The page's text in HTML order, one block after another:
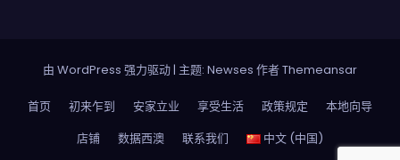
由 WordPress 强力驱动 | 主题: Newses 作者Themeansar
首页 初来乍到 安家立业 享受生活 政策规定
本地向导
店铺
数据西澳 联系我们 中文 (中国)